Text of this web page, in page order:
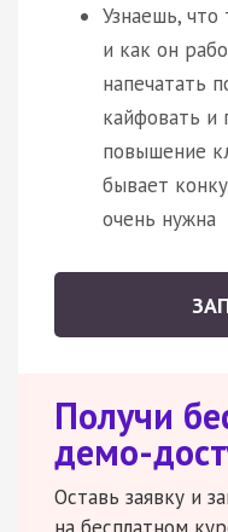
Узнаешь,
и как он
напечатать
кайфовать и
повышение
бывает
очень нужна
Получи
демо-
Оставь заявку и